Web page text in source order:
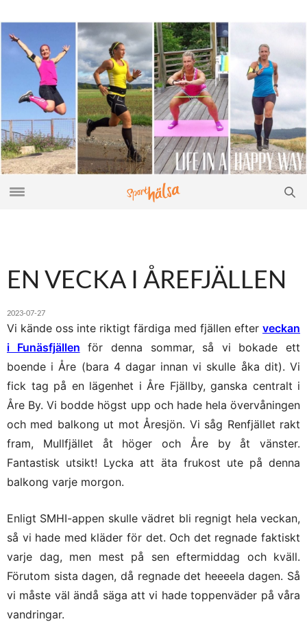
EN VECKA I ÅREFJÄLLEN
2023-07-27
Vi kände oss inte riktigt färdiga med fjällen efter veckan
i Funäsfjällen för denna sommar, så vi bokade ett
boende i Åre (bara 4 dagar innan vi skulle åka dit). Vi
fick tag på en lägenhet i Åre Fjällby, ganska centralt i
Åre By. Vi bodde högst upp och hade hela övervåningen
och med balkong ut mot Åresjön. Vi såg Renfjället rakt
fram, Mullfjället åt höger och Åre by åt vänster.
Fantastisk utsikt! Lycka att äta frukost ute på denna
balkong varje morgon.
Enligt SMHI-appen skulle vädret bli regnigt hela veckan,
så vi hade med kläder för det. Och det regnade faktiskt
varje dag, men mest på sen eftermiddag och kväll.
Förutom sista dagen, då regnade det heeeela dagen. Så
vi måste väl ändå säga att vi hade toppenväder på våra
vandringar.